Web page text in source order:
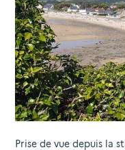
Prise de vue depuis la